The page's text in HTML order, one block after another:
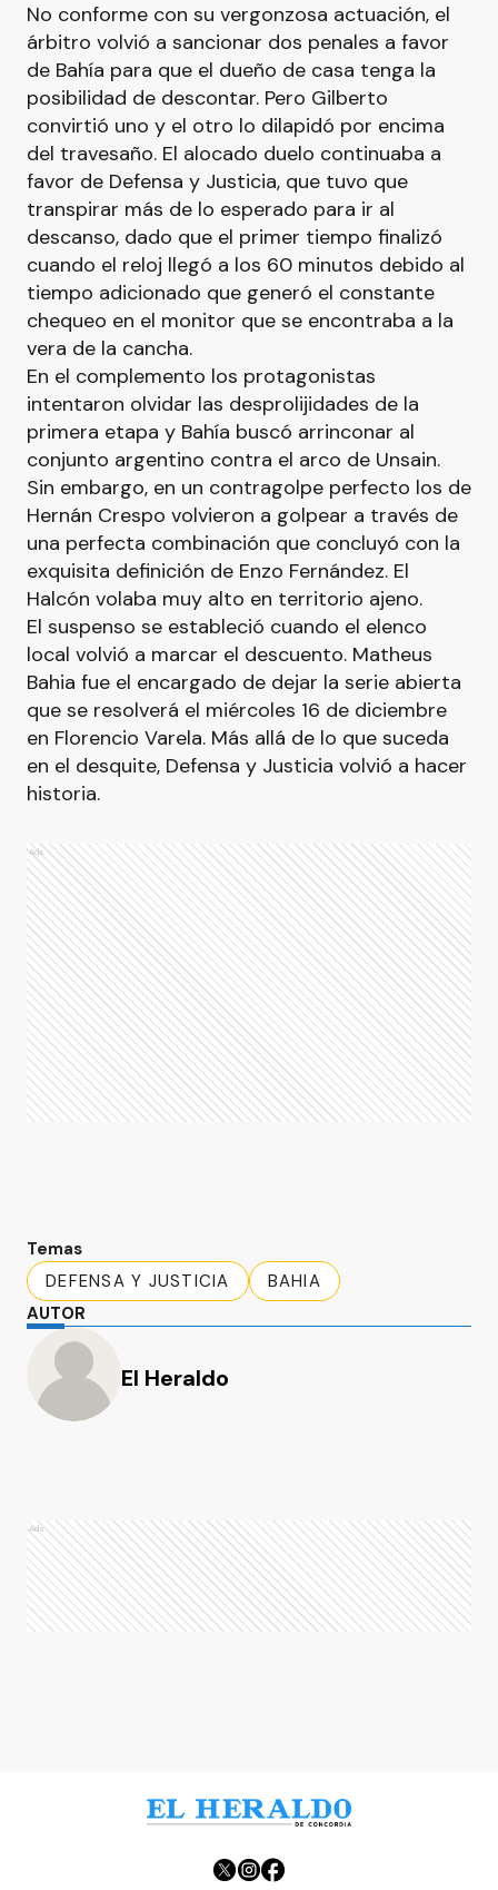
No conforme con su vergonzosa actuación, el
árbitro volvió a sancionar dos penales a favor
de Bahía para que el dueño de casa tenga la
posibilidad de descontar. Pero Gilberto
convirtió uno y el otro lo dilapidó por encima
del travesaño. El alocado duelo continuaba a
favor de Defensa y Justicia, que tuvo que
transpirar más de lo esperado para ir al
descanso, dado que el primer tiempo finalizó
cuando el reloj llegó a los 60 minutos debido al
tiempo adicionado que generó el constante
chequeo en el monitor que se encontraba a la
vera de la cancha.
En el complemento los protagonistas
intentaron olvidar las desprolijidades de la
primera etapa y Bahía buscó arrinconar al
conjunto argentino contra el arco de Unsain.
Sin embargo, en un contragolpe perfecto los de
Hernán Crespo volvieron a golpear a través de
una perfecta combinación que concluyó con la
exquisita definición de Enzo Fernández. El
Halcón volaba muy alto en territorio ajeno.
El suspenso se estableció cuando el elenco
local volvió a marcar el descuento. Matheus
Bahia fue el encargado de dejar la serie abierta
que se resolverá el miércoles 16 de diciembre
en Florencio Varela. Más allá de lo que suceda
en el desquite, Defensa y Justicia volvió a hacer
historia.
Ads
Temas
DEFENSA Y JUSTICIA
BAHIA
AUTOR
El Heraldo
Ads